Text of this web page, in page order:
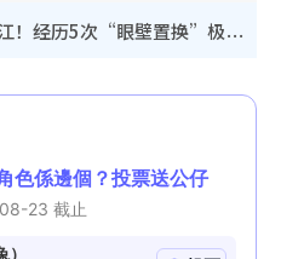
台风白海豚料周日袭浙江！经历5次“眼壁置换”极罕见 成登陆内地最长途台风